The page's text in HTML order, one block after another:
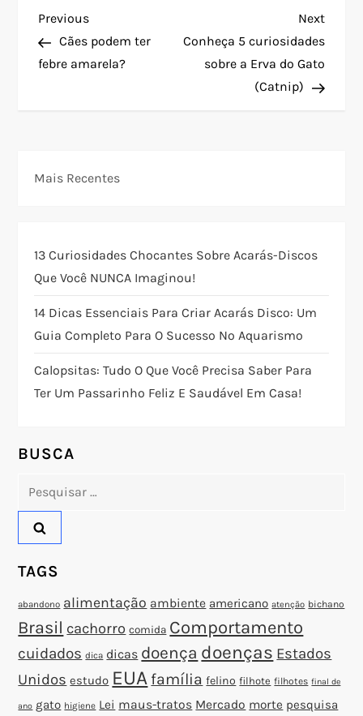
N
a
g
ç
ã
o
d
e
P
o
s
t
Previous
Post
Previous
Cães podem ter
febre amarela?
Next
Post
Next
Conheça 5 curiosidades
sobre a Erva do Gato
(Catnip)
Mais Recentes
13 Curiosidades Chocantes Sobre Acarás-Discos
Que Você NUNCA Imaginou!
14 Dicas Essenciais Para Criar Acarás Disco: Um
Guia Completo Para O Sucesso No Aquarismo
Calopsitas: Tudo O Que Você Precisa Saber Para
Ter Um Passarinho Feliz E Saudável Em Casa!
BUSCA
Pesquisar
TAGS
abandono alimentação ambiente americano atenção bichano
Brasil cachorro comida Comportamento
cuidados dica dicas doença doenças Estados
Unidos estudo EUA família felino filhote filhotes final de
ano gato higiene Lei maus-tratos Mercado morte pesquisa